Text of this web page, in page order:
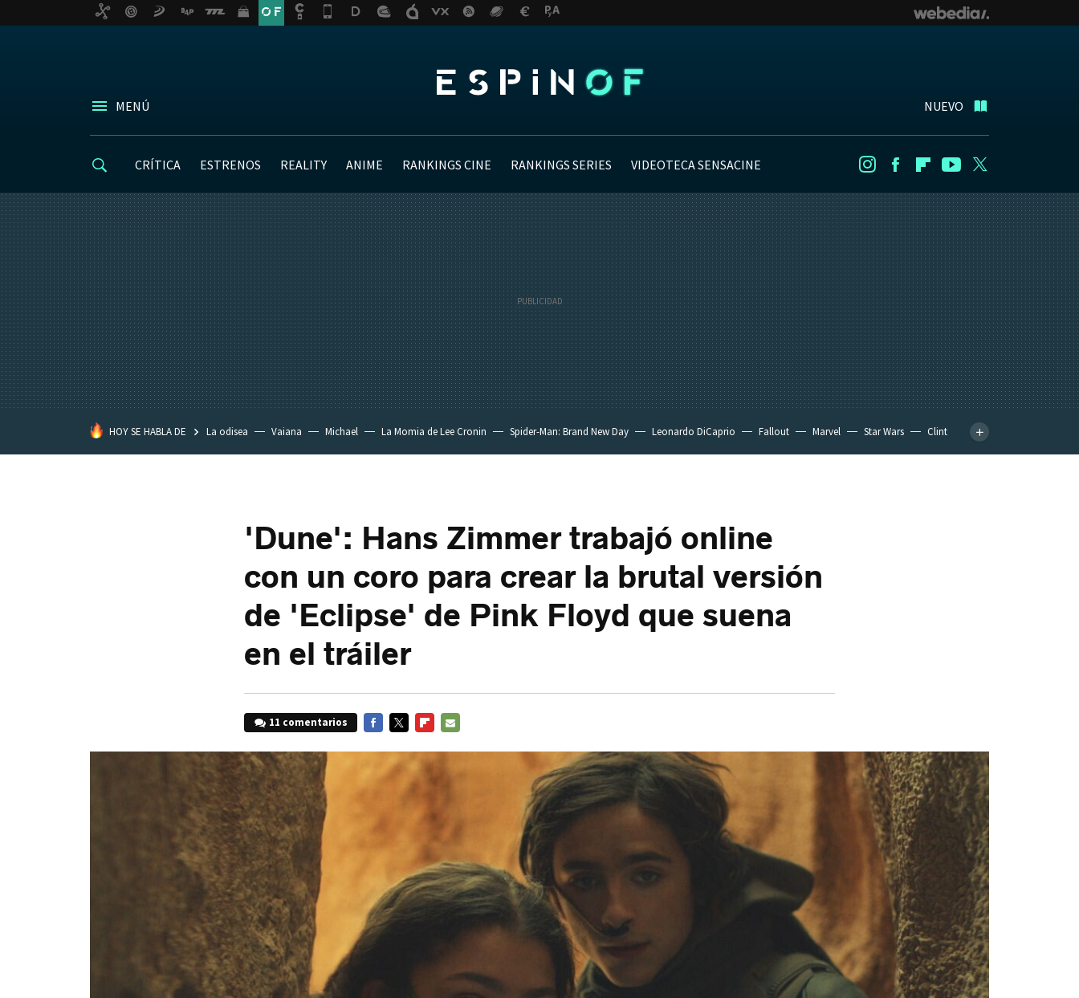
MENÚ NUEVO
CRÍTICA ESTRENOS REALITY ANIME RANKINGS CINE RANKINGS SERIES VIDEOTECA SENSACINE InstagramFacebookFlipboard
Youtube
HOY SE HABLA DE La odisea Vaiana Michael La Momia de Lee Cronin Spider-Man: Brand New Day Leonardo DiCaprio Fallout Marvel Star Wars
Clint
'Dune': Hans Zimmer trabajó online
con un coro para crear la brutal versión
de 'Eclipse' de Pink Floyd que suena
en el tráiler
11 comentarios